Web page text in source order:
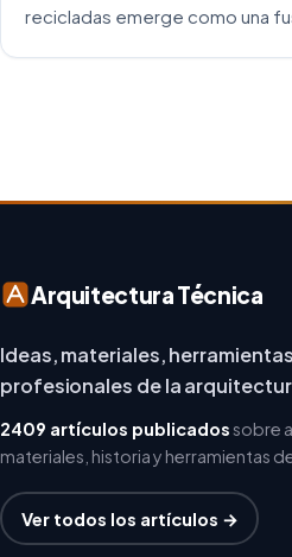
recicladas emerge como una
Arquitectura Técnica
Ideas, materiales,
profesionales de la
2409 artículos publicadossobre
materiales, historia y herramientas
Ver todos los artículos →